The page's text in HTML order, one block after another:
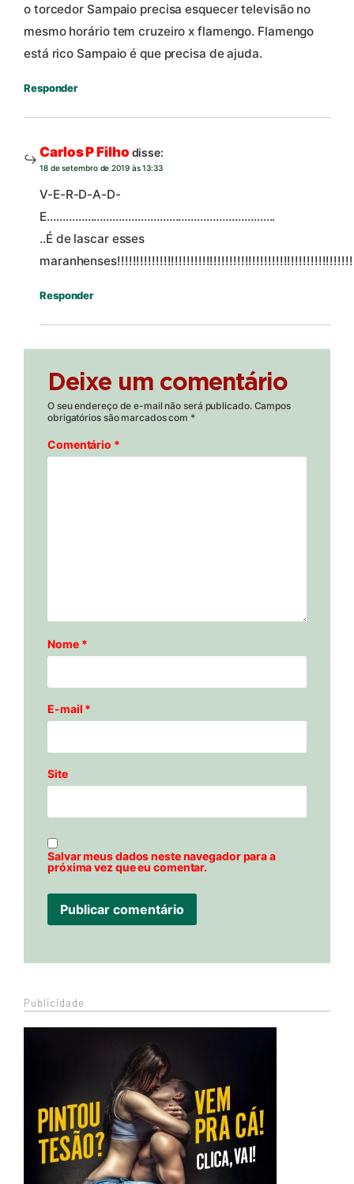
o torcedor Sampaio precisa esquecer televisão no
mesmo horário tem cruzeiro x flamengo. Flamengo
está rico Sampaio é que precisa de ajuda.
Responder
Carlos P Filho disse:
18 de setembro de 2019 às 13:33
V-E-R-D-A-D-
E……………………………………………………………….
..É de lascar esses
Responder
Deixe um comentário
O seu endereço de e-mail não será publicado. Campos
obrigatórios são marcados com *
Comentário *
Nome *
E-mail *
Site
Salvar meus dados neste navegador para a
próxima vez que eu comentar.
Publicidade